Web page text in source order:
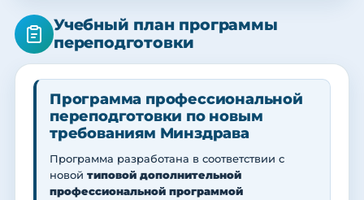
Учебный план программы
переподготовки
Программа профессиональной
переподготовки по новым
требованиям Минздрава
Программа разработана в соответствии с
новой типовой дополнительной
профессиональной программой